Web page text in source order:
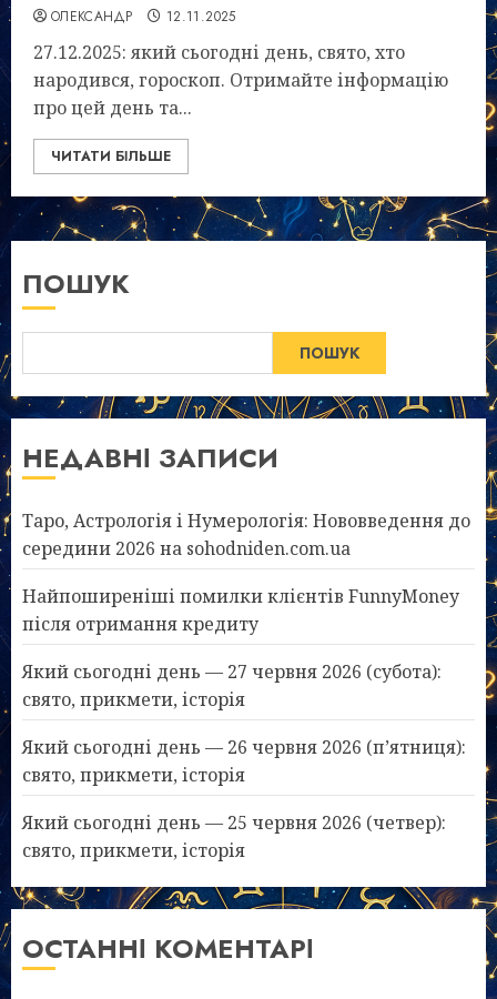
ОЛЕКСАНДР 12.11.2025
27.12.2025: який сьогодні день, свято, хто
народився, гороскоп. Отримайте інформацію
про цей день та...
ЧИТАТИ БІЛЬШЕ
ПОШУК
ПОШУК
НЕДАВНІ ЗАПИСИ
Таро, Астрологія і Нумерологія: Нововведення до
середини 2026 на sohodniden.com.ua
Найпоширеніші помилки клієнтів FunnyMoney
після отримання кредиту
Який сьогодні день — 27 червня 2026 (субота):
свято, прикмети, історія
Який сьогодні день — 26 червня 2026 (п’ятниця):
свято, прикмети, історія
Який сьогодні день — 25 червня 2026 (четвер):
свято, прикмети, історія
ОСТАННІ КОМЕНТАРІ